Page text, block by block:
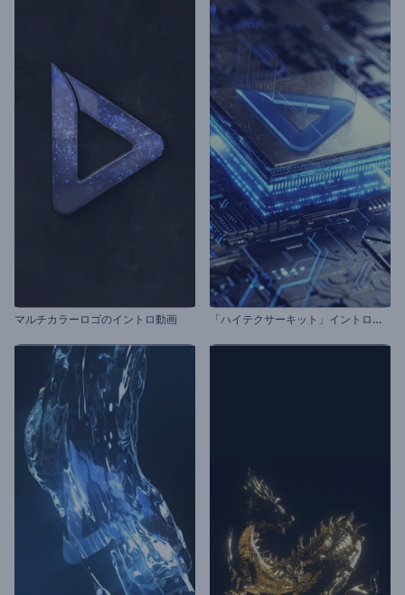
マルチカラーロゴのイントロ動画 「
ハイテクサーキット」イントロ動画